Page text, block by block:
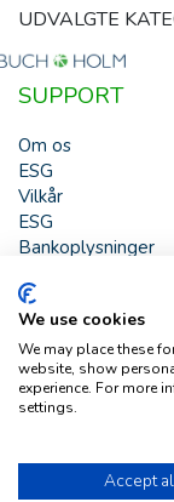
UDVALGTE
SUPPORT
Om os
ESG
Vilkår
ESG
Bankoplysninger
HJÆLP
Buch & Holm A/
Tlf. +45 44 54
We use cookies
We may place these
website, show
experience. For more
settings.
Accept